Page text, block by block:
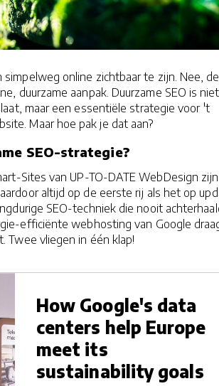
online zichtbaar te zijn. Nee,
duurzame aanpak. Duurzame SEO is niet
maar een essentiële strategie voor 't
Maar hoe pak je dat aan?
SEO-strategie?
Sites van UP-TO-DATE WebDesign zijn
altijd op de eerste rij als het op
SEO-techniek die nooit
efficiënte webhosting van Google
Twee vliegen in één klap!
How Google's data
centers help Europe
meet its
sustainability goals